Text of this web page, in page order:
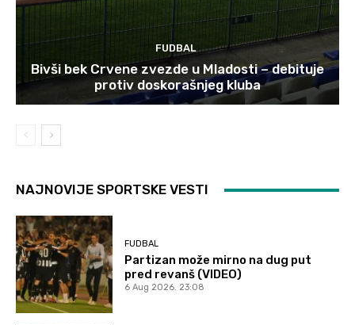
FUDBAL
Bivši bek Crvene zvezde u Mladosti – debituje
protiv doskorašnjeg kluba
NAJNOVIJE SPORTSKE VESTI
FUDBAL
Partizan može mirno na dug put
pred revanš (VIDEO)
6 Aug 2026. 23:08